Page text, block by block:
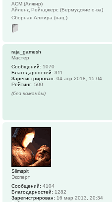
АСМ (Алжир)
Айленд Рейнджерс (Бермудские о-ва)
Сборная Алжира (нац.)
raja_gamesh
Мастер
Сообщений: 1070
Благодарностей: 311
Зарегистрирован: 04 апр 2018, 15:04
Рейтинг: 500
(без команды)
Slimspit
Эксперт
Сообщений: 4104
Благодарностей: 1282
Зарегистрирован: 16 мар 2013, 20:34